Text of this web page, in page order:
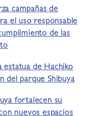
campañas de
el uso responsable
de las
estatua de Hachiko
del parque Shibuya
fortalecen su
nuevos espacios